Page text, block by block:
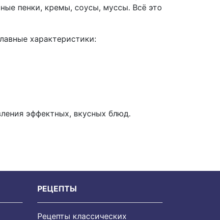
пенки, кремы, соусы, муссы. Всё это
характеристики:
эффектных, вкусных блюд.
РЕЦЕПТЫ
Рецепты классических